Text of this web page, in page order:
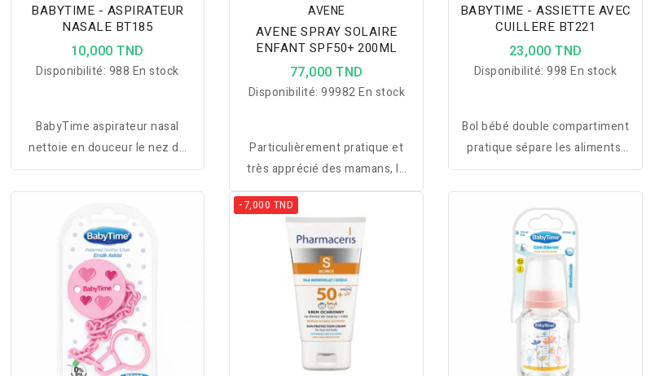
BABYTIME - ASPIRATEUR
NASALE BT185
10,000 TND
Disponibilité: 988 En stock
BabyTime aspirateur nasal
nettoie en douceur le nez de
bébé, facilite sa respiration et
assure un confort optimal en
AVENE
AVENE SPRAY SOLAIRE
ENFANT SPF50+ 200ML
77,000 TND
Disponibilité:99982 En stock
Particulièrement pratique et
très apprécié des mamans, le
spray très haute protection
spécial enfant est le produit
parfait pour une application
facile et une protection
efficace de la peau délicate
des enfants.
BABYTIME - ASSIETTE AVEC
CUILLERE BT221
23,000 TND
Disponibilité:998 En stock
Bol bébé double compartiment
pratique sépare les aliments,
conserve leur fraîcheur et
assure une utilisation stable et
hygiénique au quotidien.
-7,000 TND